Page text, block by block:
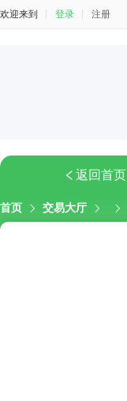
欢迎来到 登录 注册
返回首页
首页 交易大厅